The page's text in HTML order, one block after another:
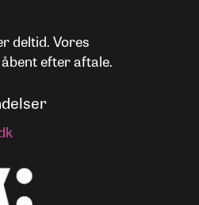
deltid. Vores
efter aftale.